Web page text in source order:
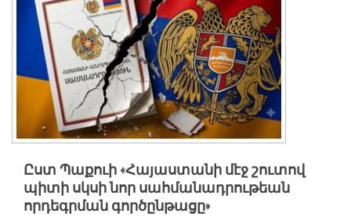
Ըստ Պաքուի «Հայաստանի մէջ շուտով
պիտի սկսի նոր սահմանադրութեան
որդեգրման գործընթացը»